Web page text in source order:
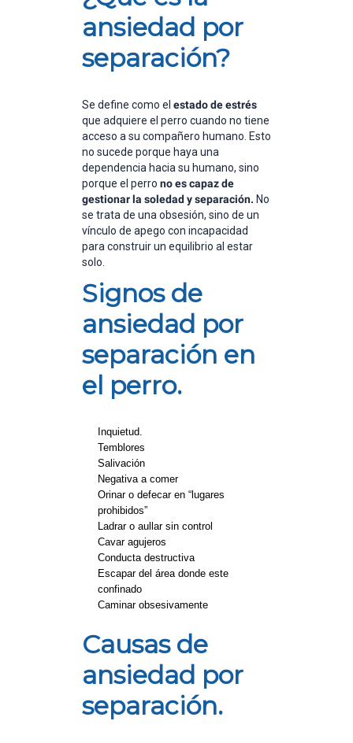
ansiedad por
separación?
Se define como el estado de estrés
que adquiere el perro cuando no tiene
acceso a su compañero humano. Esto
no sucede porque haya una
dependencia hacia su humano, sino
porque el perro no es capaz de
gestionar la soledad y separación. No
se trata de una obsesión, sino de un
vínculo de apego con incapacidad
para construir un equilibrio al estar
solo.
Signos de
ansiedad por
separación en
el perro.
Inquietud.
Temblores
Salivación
Negativa a comer
Orinar o defecar en “lugares
prohibidos”
Ladrar o aullar sin control
Cavar agujeros
Conducta destructiva
Escapar del área donde este
confinado
﻿Caminar obsesivamente
Causas de
ansiedad por
separación.